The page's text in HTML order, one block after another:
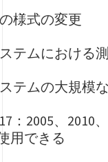
様式の変更
テムにおける
テムの大規模
：2005、
用できる